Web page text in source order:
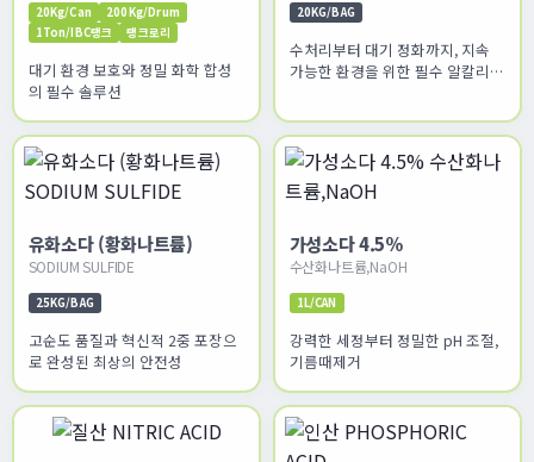
20Kg/Can
200Kg/Drum
1Ton/IBC탱크
탱크로리
대기 환경 보호와 정밀 화학 합성
의 필수 솔루션
20KG/BAG
수처리부터 대기 정화까지, 지속
가능한 환경을 위한 필수 알칼리
유화소다 (황화나트륨)
SODIUM SULFIDE
25KG/BAG
고순도 품질과 혁신적 2중 포장으
로 완성된 최상의 안전성
가성소다 4.5%
수산화나트륨,NaOH
1L/CAN
강력한 세정부터 정밀한 pH 조절,
기름때제거